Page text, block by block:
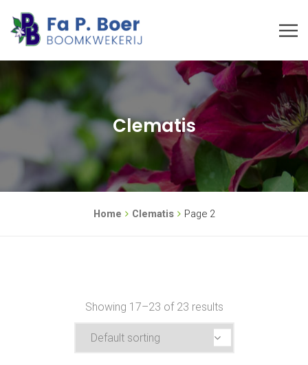
Clematis
Home Clematis Page 2
Showing 17–23 of 23 results